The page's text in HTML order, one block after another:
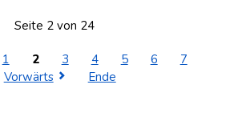
Seite 2 von 24
1 2 3 4 5 6
7
Vorwärts
Ende